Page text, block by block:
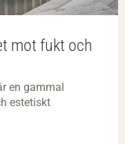
mot fukt och
en gammal
estetiskt